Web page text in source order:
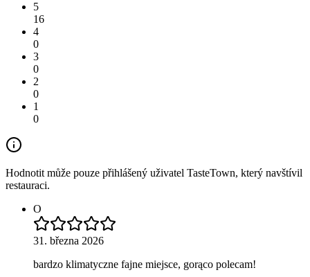
5
16
4
0
3
0
2
0
1
0
Hodnotit může pouze přihlášený uživatel TasteTown, který navštívil
restauraci.
O
31. března 2026
bardzo klimatyczne fajne miejsce, gorąco polecam!